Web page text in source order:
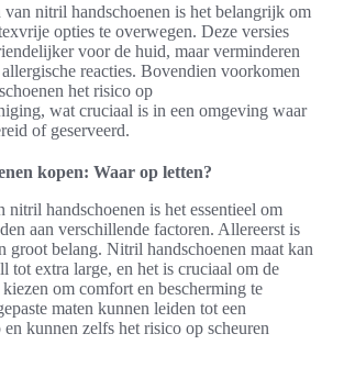
van nitril handschoenen is het belangrijk om
opties te overwegen. Deze versies
voor de huid, maar verminderen
reacties. Bovendien voorkomen
het risico op
wat cruciaal is in een omgeving waar
of geserveerd.
kopen: Waar op letten?
nitril handschoenen is het essentieel om
aan verschillende factoren. Allereerst is
groot belang. Nitril handschoenen maat kan
tot extra large, en het is cruciaal om de
om comfort en bescherming te
maten kunnen leiden tot een
kunnen zelfs het risico op scheuren